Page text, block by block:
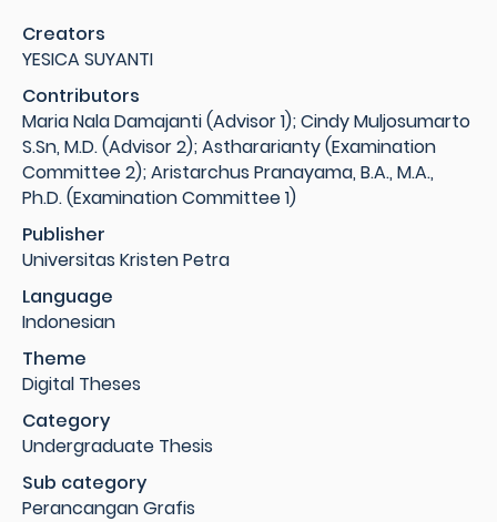
Creators
YESICA SUYANTI
Contributors
Maria Nala Damajanti (Advisor 1); Cindy Muljosumarto
S.Sn, M.D. (Advisor 2); Asthararianty (Examination
Committee 2); Aristarchus Pranayama, B.A., M.A.,
Ph.D. (Examination Committee 1)
Publisher
Universitas Kristen Petra
Language
Indonesian
Theme
Digital Theses
Category
Undergraduate Thesis
Sub category
Perancangan Grafis